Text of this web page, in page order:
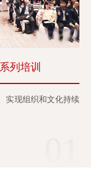
列培训
实现组织和文化持续